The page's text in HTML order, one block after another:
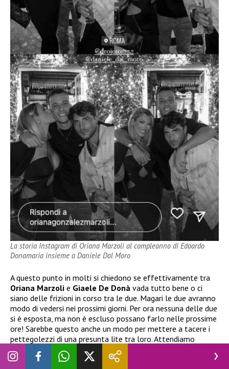
La storia Instagram di Oriana Marzoli al compleanno di Edoardo
Donamaria insieme a Daniele Dal Moro
A questo punto in molti si chiedono se effettivamente tra
Oriana Marzoli e Giaele De Donà vada tutto bene o ci
siano delle frizioni in corso tra le due. Magari le due avranno
modo di vedersi nei prossimi giorni. Per ora nessuna delle due
si è esposta, ma non è escluso possano farlo nelle prossime
ore! Sarebbe questo anche un modo per mettere a tacere i
pettegolezzi di una presunta lite tra loro. Attendiamo
notizie da parte delle dirette interessate.